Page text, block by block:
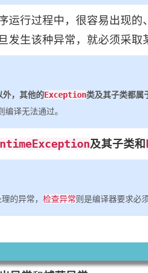
运行过程中，很容易出现
发生该种异常，就必须采取
外，其他的Exception类及其子类都属
编译无法通过。
及其子类和
的异常， 检查异常则是编译器要求必